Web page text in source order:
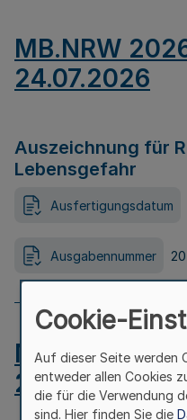
MB.NRW
24.07.2026
Auszeichnung für
Lebensgefahr
Ausfertigungsdatum
Ausgabennummer
MB.NRW
24.07.2026
Cookie-
Auf dieser Seite werden
entweder allen Cookies
die für die Verwendung
sind. Hier finden Sie die